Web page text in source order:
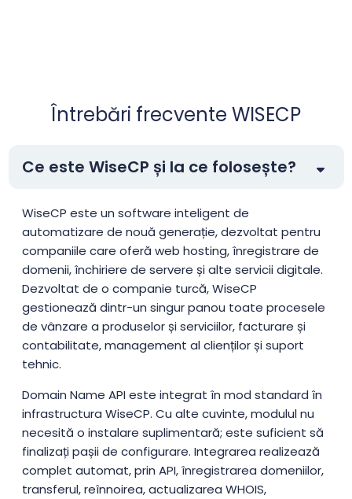
Întrebări frecvente WISECP
Ce este WiseCP și la ce folosește?
WiseCP este un software inteligent de
automatizare de nouă generație, dezvoltat pentru
companiile care oferă web hosting, înregistrare de
domenii, închiriere de servere și alte servicii digitale.
Dezvoltat de o companie turcă, WiseCP
gestionează dintr-un singur panou toate procesele
de vânzare a produselor și serviciilor, facturare și
contabilitate, management al clienților și suport
tehnic.
Domain Name API este integrat în mod standard în
infrastructura WiseCP. Cu alte cuvinte, modulul nu
necesită o instalare suplimentară; este suficient să
finalizați pașii de configurare. Integrarea realizează
complet automat, prin API, înregistrarea domeniilor,
transferul, reînnoirea, actualizarea WHOIS,